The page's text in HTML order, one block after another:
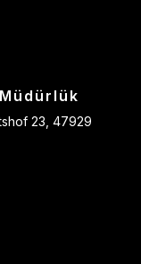
23, 47929